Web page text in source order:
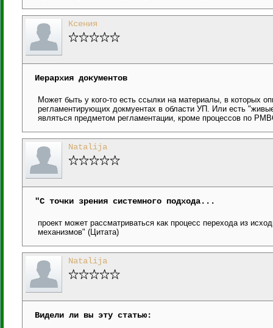
Ксения
Иерархия документов
Может быть у кого-то есть ссылки на материалы, в которых
регламентирующих докмуентах в области УП. Или есть
являться предметом регламентации, кроме процессов по
Natalija
"С точки зрения системного подхода...
проект может рассматриваться как процесс перехода из
механизмов" (Цитата)
Natalija
Видели ли вы эту статью: